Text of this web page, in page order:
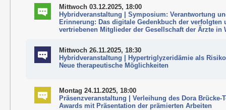
Mittwoch 03.12.2025, 18:00
Hybridveranstaltung | Symposium: Verantwortung
Erinnerung: Das digitale Gedenkbuch der verfolgten
vertriebenen Mitglieder der Gesellschaft der Ärzte in
Mittwoch 26.11.2025, 18:30
Hybridveranstaltung | Hypertriglyzeridämie als
Neue therapeutische Möglichkeiten
Montag 24.11.2025, 18:00
Präsenzveranstaltung | Verleihung des Dora Brücke-
Awards mit Präsentation der prämierten Arbeiten